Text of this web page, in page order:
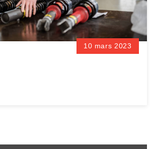
10 mars 2023